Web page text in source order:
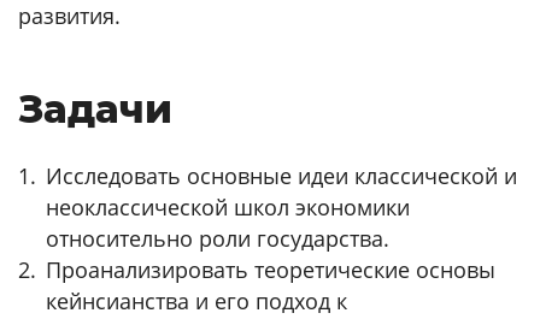
развития.
Задачи
Исследовать основные идеи классической и
неоклассической школ экономики
относительно роли государства.
Проанализировать теоретические основы
кейнсианства и его подход к